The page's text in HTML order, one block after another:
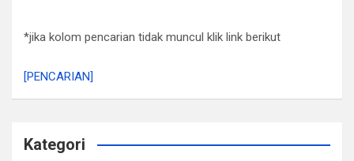
*jika kolom pencarian tidak muncul klik link berikut
[PENCARIAN]
Kategori